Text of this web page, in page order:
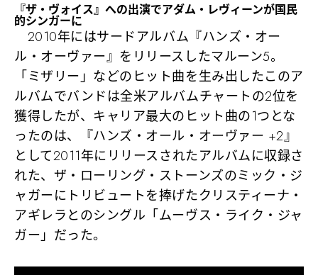
『ザ・ヴォイス』への出演でアダム・レヴィーンが国民
的シンガーに
2010年にはサードアルバム『ハンズ・オー
ル・オーヴァー』をリリースしたマルーン5。
「ミザリー」 などのヒット曲を生み出したこのア
ルバムでバンドは全米アルバムチャートの2位を
獲得したが、キャリア最大のヒット曲の1つとな
ったのは、『ハンズ・オール・オーヴァー +2』
として2011年にリリースされたアルバムに収録さ
れた、ザ・ローリング・ストーンズのミック・ジ
ャガーにトリビュートを捧げたクリスティーナ・
アギレラとのシングル 「ムーヴス・ライク・ジャ
ガー」 だった。